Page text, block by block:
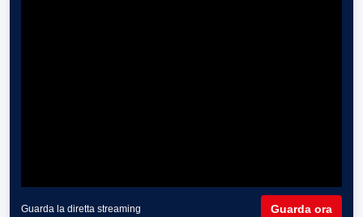
Guarda la diretta streaming Guarda ora